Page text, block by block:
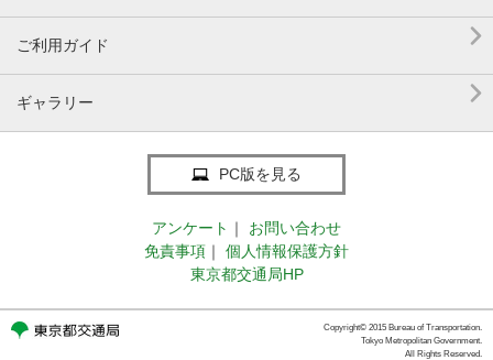
ご利用ガイド 
ギャラリー 
PC版を見る
アンケート ｜
お問い合わせ
免責事項 ｜
個人情報保護方針
東京都交通局HP
Copyright© 2015 Bureau of Transportation.
Tokyo Metropolitan Government.
All Rights Reserved.